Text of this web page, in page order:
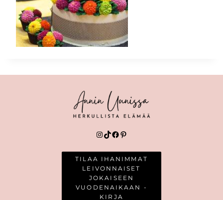
Instagram
TikTok
Facebook
Pinterest
TILAA IHANIMMAT
LEIVONNAISET
JOKAISEEN
VUODENAIKAAN -
KIRJA